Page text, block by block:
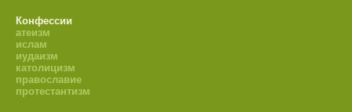
Конфессии
атеизм
ислам
иудаизм
католицизм
православие
протестантизм